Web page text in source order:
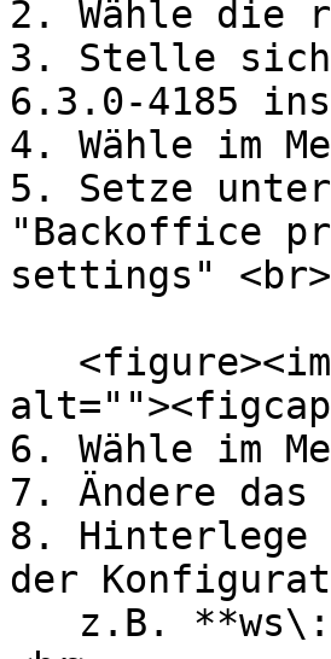
2. Wähle die
3. Stelle
6.3.0-4185
4. Wähle im
5. Setze
"Backoffice
settings" <br>
6. Wähle im
7. Ändere
8. Hinterlege
der